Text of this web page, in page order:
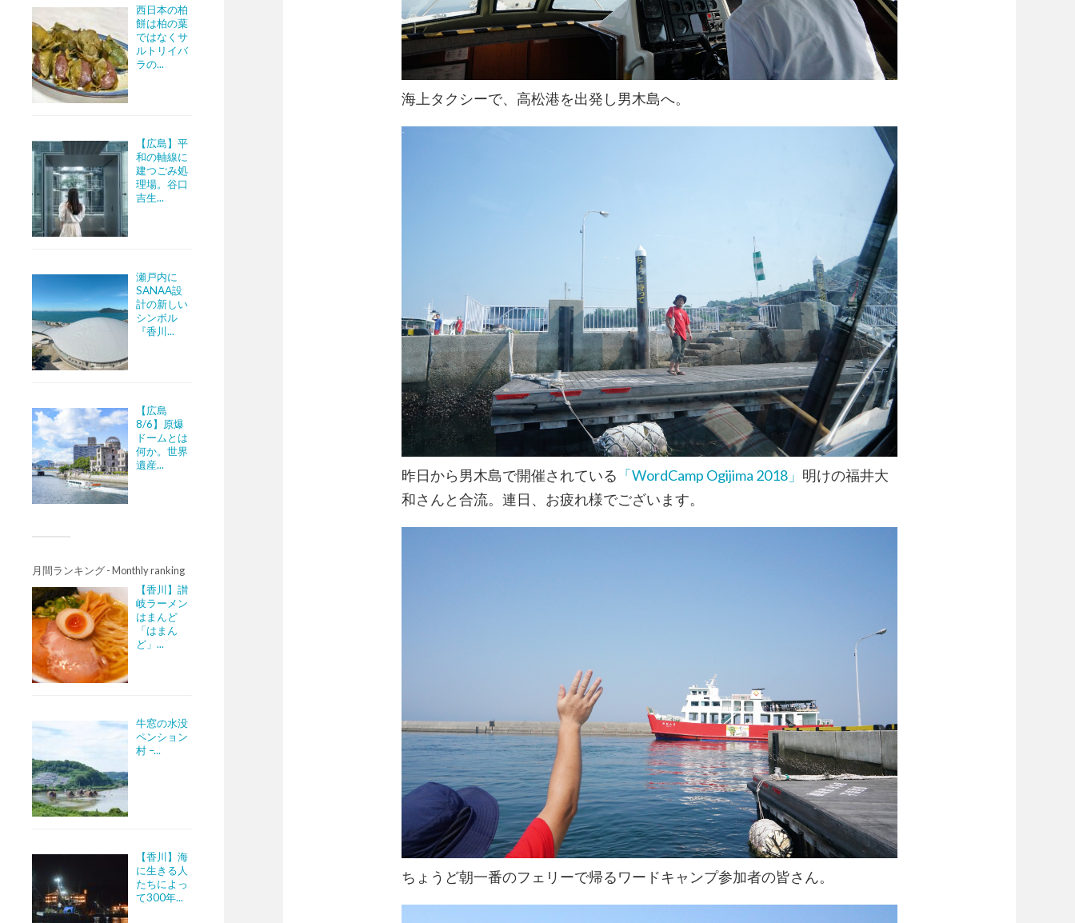
西日本の柏
餅は柏の葉
ではなくサ
ルトリイバ
ラの...
【広島】平
和の軸線に
建つごみ処
理場。谷口
吉生...
瀬戸内に
SANAA設
計の新しい
シンボル
『香川...
【広島
8/6】原爆
ドームとは
何か。世界
遺産...
月間ランキング - Monthly ranking
【香川】讃
岐ラーメン
はまんど
「はまん
ど」...
牛窓の水没
ペンション
村 –...
【香川】海
に生きる人
たちによっ
て300年...
海上タクシーで、高松港を出発し男木島へ。
昨日から男木島で開催されている 「WordCamp Ogijima 2018」 明けの福井大
和さんと合流。連日、お疲れ様でございます。
ちょうど朝一番のフェリーで帰るワードキャンプ参加者の皆さん。